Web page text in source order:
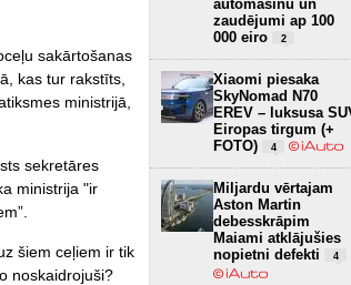
sakārtošanas
kas tur rakstīts,
ministrijā,
sekretāres
ministrija "ir
šiem ceļiem ir tik
noskaidrojuši?
automašīnu un
zaudējumi ap 100
000 eiro
2
Xiaomi piesaka
SkyNomad N70
EREV – luksusa
Eiropas tirgum (+
FOTO)
4
Miljardu vērtajam
Aston Martin
debesskrāpim
Maiami atklājušies
nopietni defekti
4